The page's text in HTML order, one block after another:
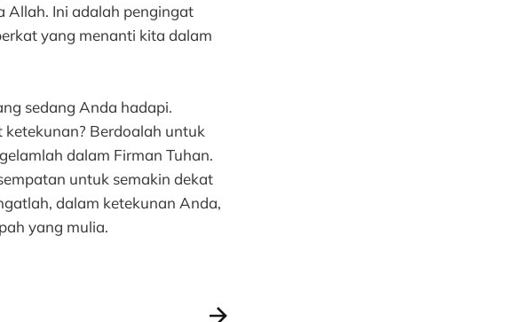
Allah. Ini adalah pengingat
yang menanti kita dalam
sedang Anda hadapi.
Berdoalah untuk
dalam Firman Tuhan.
untuk semakin dekat
dalam ketekunan Anda,
yang mulia.